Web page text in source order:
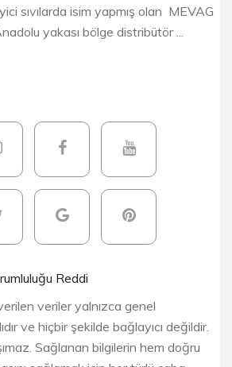
sıvılarda isim yapmış olan MEVAG
yakası bölge distribütör ...
Reddi
veriler yalnızca genel
ve hiçbir şekilde bağlayıcı değildir.
Sağlanan bilgilerin hem doğru